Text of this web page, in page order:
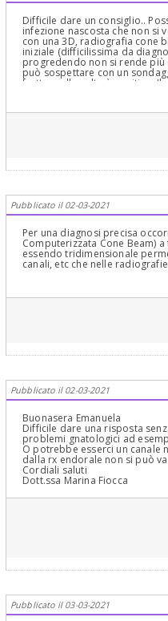
Difficile dare un consiglio..
infezione nascosta che non si
con una 3D, radiografia cone
iniziale (difficilissima da
progredendo non si rende più
può sospettare con un
frattura alle volte è positivo. Il
sono tasche o altre
dei denti. ma non sembra.
intravedere è una leggera
far pensare ad un contatto
l'antagonista per
questo tempo. Potrebbero
Pubblicato il 02-03-2021
Per una diagnosi precisa
Computerizzata Cone Beam)
essendo tridimensionale
canali, etc che nelle
Pubblicato il 02-03-2021
Buonasera Emanuela
Difficile dare una risposta
problemi gnatologici ad
O potrebbe esserci un canale
dalla rx endorale non si può
Cordiali saluti
Dott.ssa Marina Fiocca
Pubblicato il 03-03-2021